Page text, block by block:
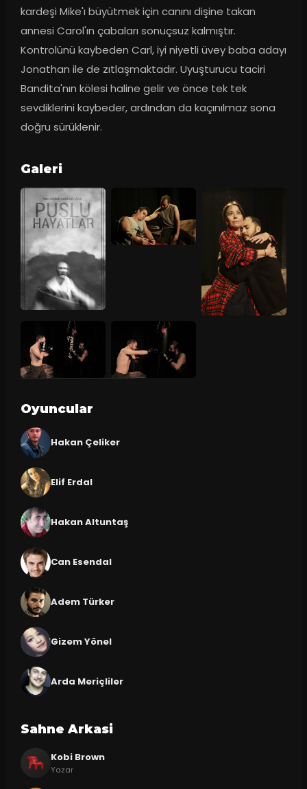
kardeşi Mike'ı büyütmek için canını dişine takan
annesi Carol'ın çabaları sonuçsuz kalmıştır.
Kontrolünü kaybeden Carl, iyi niyetli üvey baba adayı
Jonathan ile de zıtlaşmaktadır. Uyuşturucu taciri
Bandita'nın kölesi haline gelir ve önce tek tek
sevdiklerini kaybeder, ardından da kaçınılmaz sona
doğru sürüklenir.
Galeri
Oyuncular
Hakan Çeliker
Elif Erdal
Hakan Altuntaş
Can Esendal
Adem Türker
Gizem Yönel
Arda Meriçliler
Sahne Arkasi
Kobi Brown
Yazar